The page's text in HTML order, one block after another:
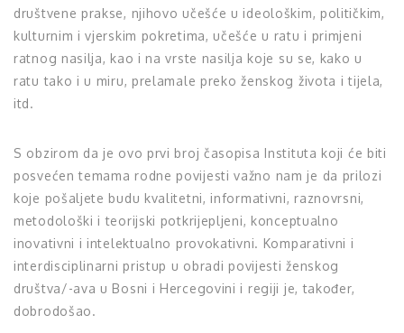
društvene prakse, njihovo učešće u ideološkim, političkim,
kulturnim i vjerskim pokretima, učešće u ratu i primjeni
ratnog nasilja, kao i na vrste nasilja koje su se, kako u
ratu tako i u miru, prelamale preko ženskog života i tijela,
itd.
S obzirom da je ovo prvi broj časopisa Instituta koji će biti
posvećen temama rodne povijesti važno nam je da prilozi
koje pošaljete budu kvalitetni, informativni, raznovrsni,
metodološki i teorijski potkrijepljeni, konceptualno
inovativni i intelektualno provokativni. Komparativni i
interdisciplinarni pristup u obradi povijesti ženskog
društva/-ava u Bosni i Hercegovini i regiji je, također,
dobrodošao.